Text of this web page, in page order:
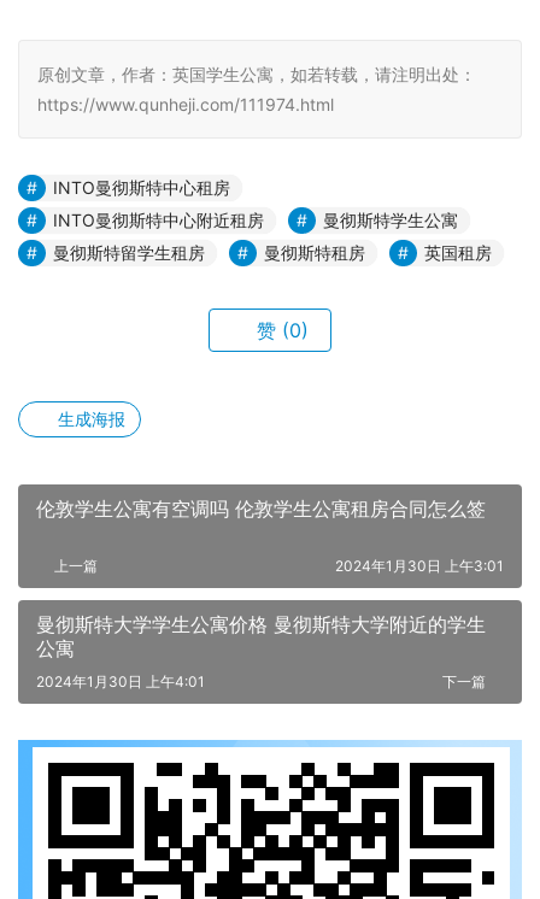
原创文章，作者：英国学生公寓，如若转载，请注明出处：
https://www.qunheji.com/111974.html
INTO曼彻斯特中心租房
INTO曼彻斯特中心附近租房
曼彻斯特学生公寓
曼彻斯特留学生租房
曼彻斯特租房 英国租房
赞 (0)
生成海报
伦敦学生公寓有空调吗 伦敦学生公寓租房合同怎么签
上一篇 2024年1月30日 上午3:01
曼彻斯特大学学生公寓价格 曼彻斯特大学附近的学生
公寓
下一篇
2024年1月30日 上午4:01